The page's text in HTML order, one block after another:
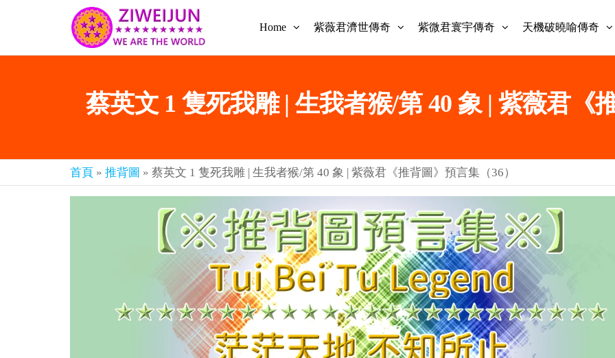
紫薇
《推
預
言-
紫薇
君寰
宇傳
奇官
網
世
主
人
都
彌
賽
亞-
個
個
都
是
救
世
主
Home 紫薇君濟世傳奇 紫微君寰宇傳奇 天機破曉喻傳奇
蔡英文 1 隻死我雕 | 生我者猴/第 40 象 | 紫薇君《
首頁 » 推背圖 » 蔡英文 1 隻死我雕 | 生我者猴/第 40 象 | 紫薇君《推背圖》預言集（36）